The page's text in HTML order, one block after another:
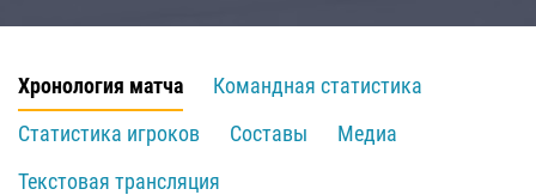
Хронология матча
Командная статистика
Статистика игроков
Составы
Медиа
Текстовая трансляция